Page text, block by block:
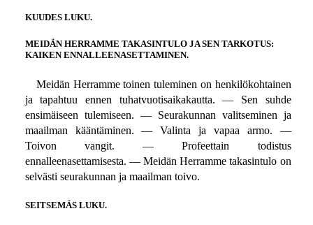
KUUDES LUKU.
MEIDÄN HERRAMME TAKASINTULO JA SEN TARKOTUS:
KAIKEN ENNALLEENASETTAMINEN.
Meidän Herramme toinen tuleminen on henkilökohtainen
ja tapahtuu ennen tuhatvuotisaikakautta. — Sen suhde
ensimäiseen tulemiseen. — Seurakunnan valitseminen ja
maailman kääntäminen. — Valinta ja vapaa armo. —
Toivon vangit. — Profeettain todistus
ennalleenasettamisesta. — Meidän Herramme takasintulo on
selvästi seurakunnan ja maailman toivo.
SEITSEMÄS LUKU.